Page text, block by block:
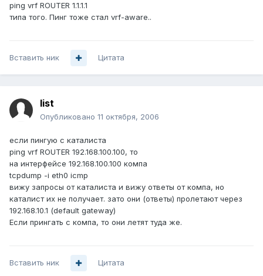
ping vrf ROUTER 1.1.1.1
типа того. Пинг тоже стал vrf-aware..
Вставить ник Цитата
list
Опубликовано 11 октября, 2006
если пингую с каталиста
ping vrf ROUTER 192.168.100.100, то
на интерфейсе 192.168.100.100 компа
tcpdump -i eth0 icmp
вижу запросы от каталиста и вижу ответы от компа, но
каталист их не получает. зато они (ответы) пролетают через
192.168.10.1 (default gateway)
Если прингать с компа, то они летят туда же.
Вставить ник Цитата